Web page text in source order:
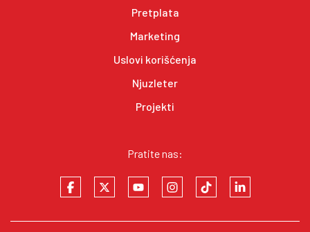
Pretplata
Marketing
Uslovi korišćenja
Njuzleter
Projekti
Pratite nas: